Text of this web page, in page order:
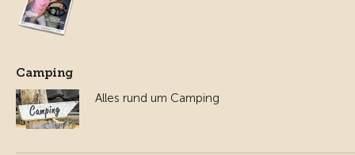
Camping
Alles rund um Camping